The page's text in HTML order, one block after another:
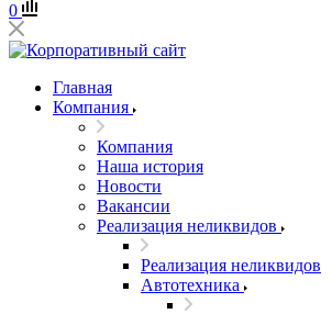
0
Главная
Компания
Компания
Наша история
Новости
Вакансии
Реализация неликвидов
Реализация неликвидов
Автотехника